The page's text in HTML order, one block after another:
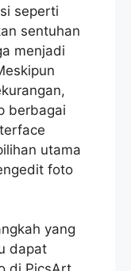
seperti
sentuhan
menjadi
berbagai
utama
foto
yang
dapat